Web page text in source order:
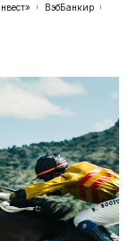
ВэбБанкир